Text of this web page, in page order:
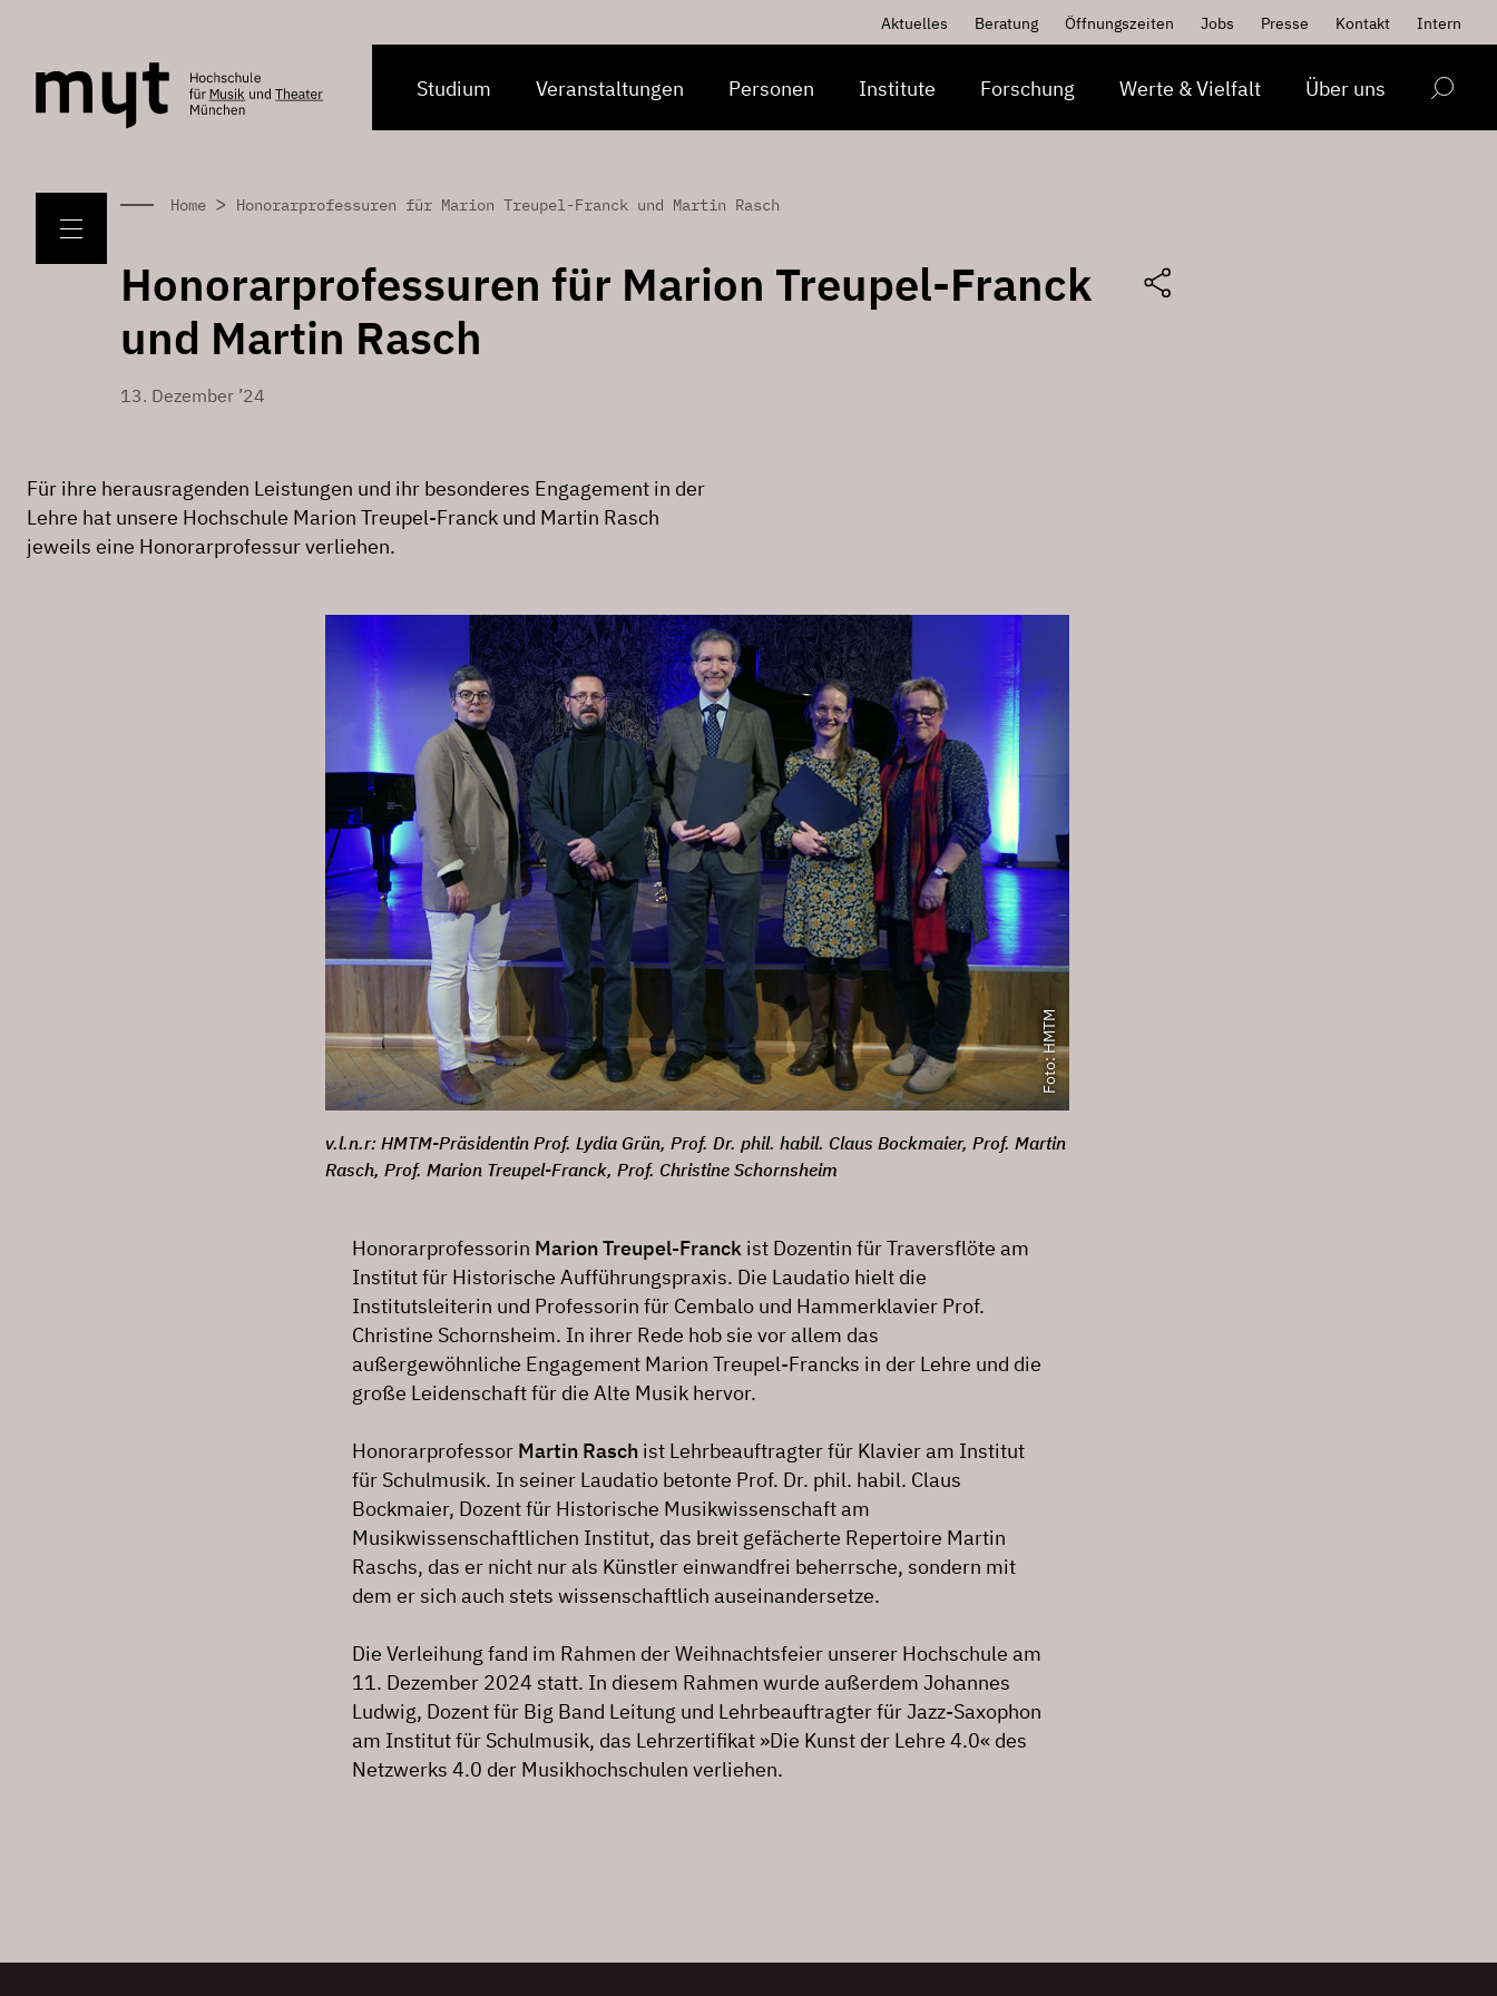
Aktuelles Beratung Öffnungszeiten Jobs Presse Kontakt Intern
Studium Veranstaltungen Personen Institute Forschung Werte & Vielfalt Über uns
Home > Honorarprofessuren für Marion Treupel-Franck und Martin Rasch
Honorarprofessuren für Marion Treupel-Franck
und Martin Rasch
13. Dezember ’24
Für ihre herausragenden Leistungen und ihr besonderes Engagement in der
Lehre hat unsere Hochschule Marion Treupel-Franck und Martin Rasch
jeweils eine Honorarprofessur verliehen.
Foto: HMTM
v.l.n.r: HMTM-Präsidentin Prof. Lydia Grün, Prof. Dr. phil. habil. Claus Bockmaier, Prof. Martin
Rasch, Prof. Marion Treupel-Franck, Prof. Christine Schornsheim
Honorarprofessorin Marion Treupel-Franck ist Dozentin für Traversflöte am
Institut für Historische Aufführungspraxis. Die Laudatio hielt die
Institutsleiterin und Professorin für Cembalo und Hammerklavier Prof.
Christine Schornsheim. In ihrer Rede hob sie vor allem das
außergewöhnliche Engagement Marion Treupel-Francks in der Lehre und die
große Leidenschaft für die Alte Musik hervor.
Honorarprofessor Martin Rasch ist Lehrbeauftragter für Klavier am Institut
für Schulmusik. In seiner Laudatio betonte Prof. Dr. phil. habil. Claus
Bockmaier, Dozent für Historische Musikwissenschaft am
Musikwissenschaftlichen Institut, das breit gefächerte Repertoire Martin
Raschs, das er nicht nur als Künstler einwandfrei beherrsche, sondern mit
dem er sich auch stets wissenschaftlich auseinandersetze.
Die Verleihung fand im Rahmen der Weihnachtsfeier unserer Hochschule am
11. Dezember 2024 statt. In diesem Rahmen wurde außerdem Johannes
Ludwig, Dozent für Big Band Leitung und Lehrbeauftragter für Jazz-Saxophon
am Institut für Schulmusik, das Lehrzertifikat »Die Kunst der Lehre 4.0« des
Netzwerks 4.0 der Musikhochschulen verliehen.